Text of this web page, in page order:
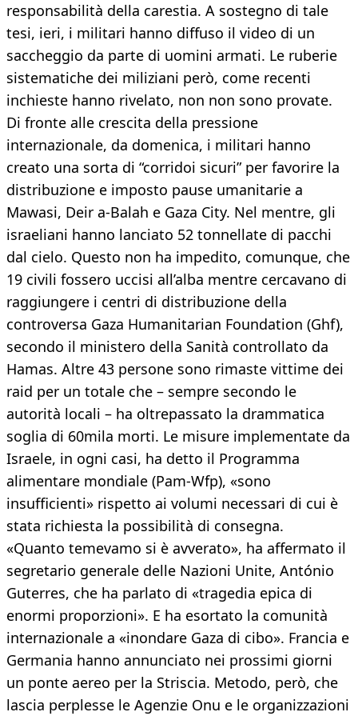
responsabilità della carestia. A sostegno di tale
tesi, ieri, i militari hanno diffuso il video di un
saccheggio da parte di uomini armati. Le ruberie
sistematiche dei miliziani però, come recenti
inchieste hanno rivelato, non non sono provate.
Di fronte alle crescita della pressione
internazionale, da domenica, i militari hanno
creato una sorta di “corridoi sicuri” per favorire la
distribuzione e imposto pause umanitarie a
Mawasi, Deir a-Balah e Gaza City. Nel mentre, gli
israeliani hanno lanciato 52 tonnellate di pacchi
dal cielo. Questo non ha impedito, comunque, che
19 civili fossero uccisi all’alba mentre cercavano di
raggiungere i centri di distribuzione della
controversa Gaza Humanitarian Foundation (Ghf),
secondo il ministero della Sanità controllato da
Hamas. Altre 43 persone sono rimaste vittime dei
raid per un totale che – sempre secondo le
autorità locali – ha oltrepassato la drammatica
soglia di 60mila morti. Le misure implementate da
Israele, in ogni casi, ha detto il Programma
alimentare mondiale (Pam-Wfp), «sono
insufficienti» rispetto ai volumi necessari di cui è
stata richiesta la possibilità di consegna.
«Quanto temevamo si è avverato», ha affermato il
segretario generale delle Nazioni Unite, António
Guterres, che ha parlato di «tragedia epica di
enormi proporzioni». E ha esortato la comunità
internazionale a «inondare Gaza di cibo». Francia e
Germania hanno annunciato nei prossimi giorni
un ponte aereo per la Striscia. Metodo, però, che
lascia perplesse le Agenzie Onu e le organizzazioni